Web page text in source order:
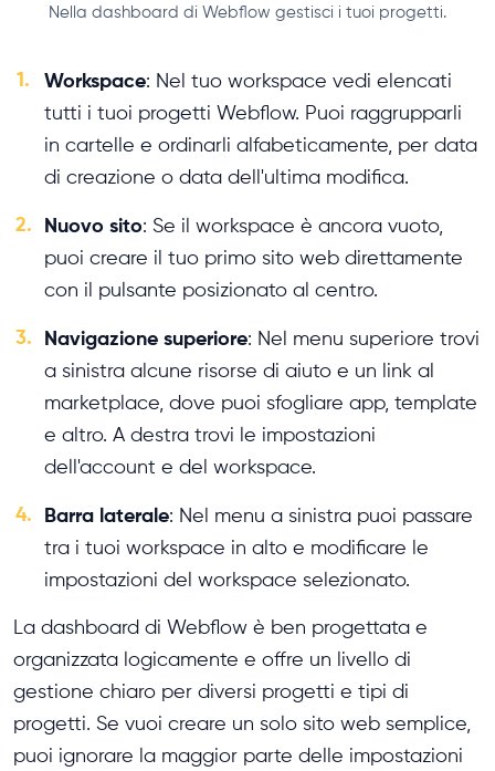
Nella dashboard di Webflow gestisci i tuoi progetti.
1. Workspace: Nel tuo workspace vedi elencati
tutti i tuoi progetti Webflow. Puoi raggrupparli
in cartelle e ordinarli alfabeticamente, per data
di creazione o data dell'ultima modifica.
2. Nuovo sito: Se il workspace è ancora vuoto,
puoi creare il tuo primo sito web direttamente
con il pulsante posizionato al centro.
3. Navigazione superiore: Nel menu superiore trovi
a sinistra alcune risorse di aiuto e un link al
marketplace, dove puoi sfogliare app, template
e altro. A destra trovi le impostazioni
dell'account e del workspace.
4. Barra laterale: Nel menu a sinistra puoi passare
tra i tuoi workspace in alto e modificare le
impostazioni del workspace selezionato.
La dashboard di Webflow è ben progettata e
organizzata logicamente e offre un livello di
gestione chiaro per diversi progetti e tipi di
progetti. Se vuoi creare un solo sito web semplice,
puoi ignorare la maggior parte delle impostazioni